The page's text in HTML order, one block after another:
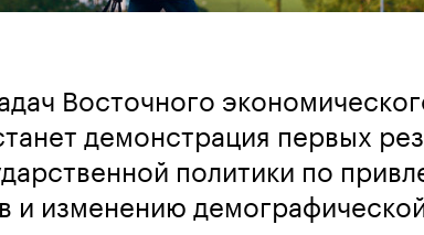
Восточного
демонстрация первых
политики по
и изменению